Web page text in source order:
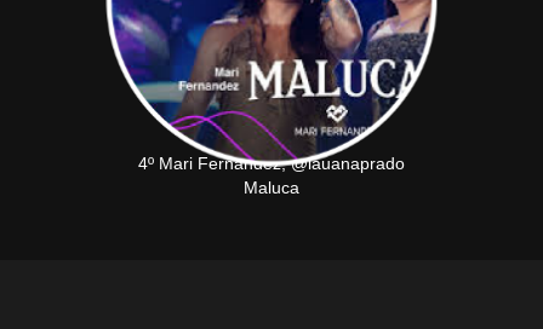
4º Mari Fernandez, @lauanaprado
Maluca